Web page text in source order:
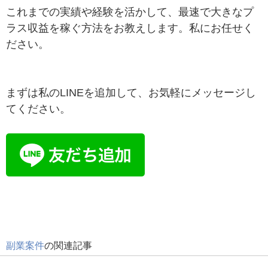
これまでの実績や経験を活かして、最速で大きなプ
ラス収益を稼ぐ方法をお教えします。私にお任せく
ださい。
まずは私のLINEを追加して、お気軽にメッセージし
てください。
副業案件の関連記事